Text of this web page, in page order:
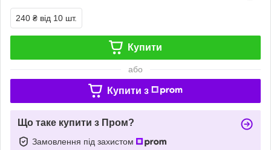
240 ₴ від 10 шт.
Купити
або
Купити з
Що таке купити з Пром?
Замовлення під захистом